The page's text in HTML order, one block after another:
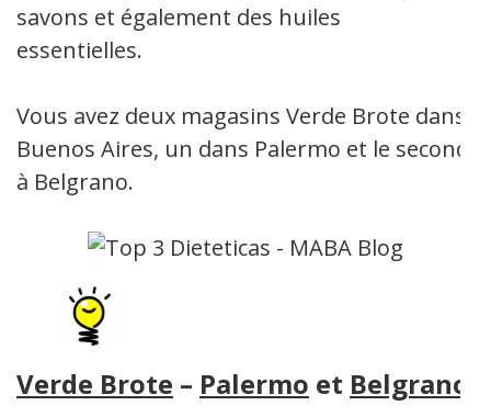
savons et également des huiles
essentielles.
Vous avez deux magasins Verde Brote dans
Buenos Aires, un dans Palermo et le second
à Belgrano.
Verde Brote – Palermo et Belgrano